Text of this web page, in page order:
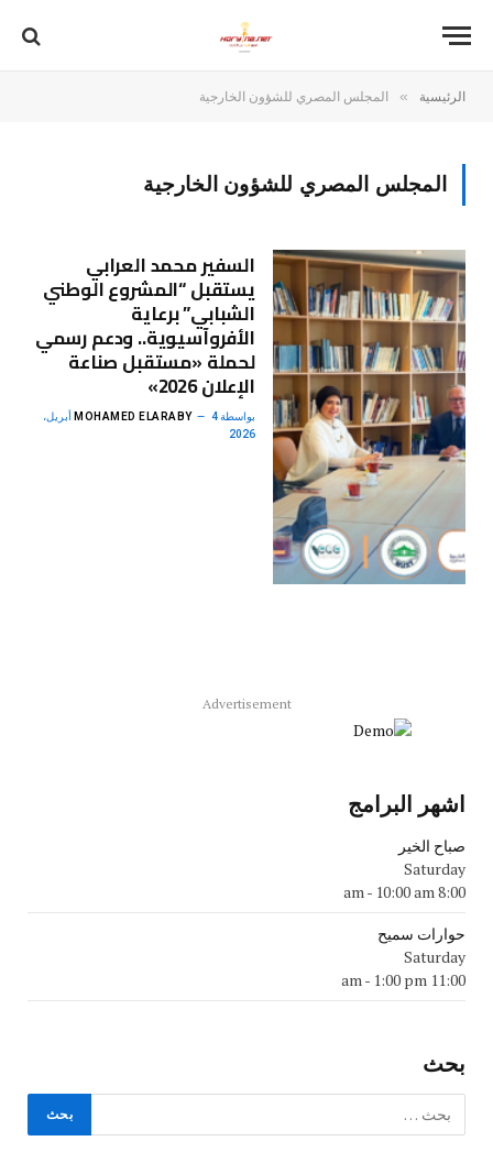
الرئيسية » المجلس المصري للشؤون الخارجية
المجلس المصري للشؤون الخارجية
السفير محمد العرابي
يستقبل “المشروع الوطني
الشبابي” برعاية
الأفروآسيوية.. ودعم رسمي
لحملة «مستقبل صناعة
الإعلان 2026»
بواسطة MOHAMED ELARABY 4 أبريل،
2026
Advertisement
اشهر البرامج
صباح الخير
Saturday
8:00 am
- 10:00 am
حوارات سميح
Saturday
11:00 am
- 1:00 pm
بحث